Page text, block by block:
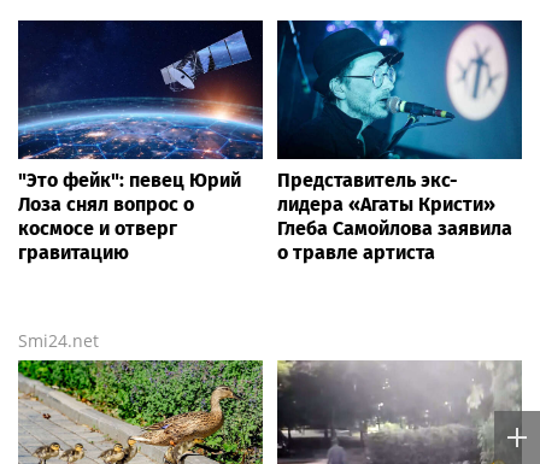
"Это фейк": певец Юрий
Лоза снял вопрос о
космосе и отверг
гравитацию
Представитель экс-
лидера «Агаты Кристи»
Глеба Самойлова заявила
о травле артиста
Smi24.net